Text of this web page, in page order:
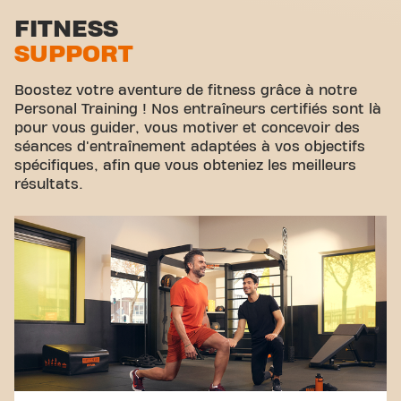
Zone d'étirement
Cyclisme virtuel
Visite guidée
FITNESS
SUPPORT
Boostez votre aventure de fitness grâce à notre
Personal Training ! Nos entraîneurs certifiés sont là
pour vous guider, vous motiver et concevoir des
séances d'entraînement adaptées à vos objectifs
spécifiques, afin que vous obteniez les meilleurs
résultats.